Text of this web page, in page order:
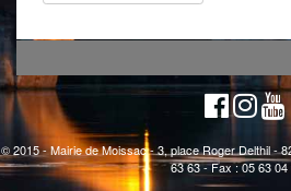
© 2015 - Mairie de Moissac - 3, place Roger Delthil -
63 63 - Fax : 05 63 04